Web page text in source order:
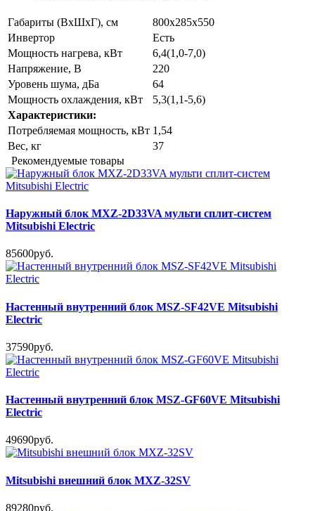
Габариты (ВхШхГ), см
800х285х550
Инвертор
Есть
Мощность нагрева, кВт
6,4(1,0-7,0)
Напряжение, В
220
Уровень шума, дБа
64
Мощность охлаждения, кВт
5,3(1,1-5,6)
Характеристики:
Потребляемая мощность, кВт 1,54
Вес, кг
37
Рекомендуемые товары
Наружный блок MXZ-2D33VA мульти сплит-систем
Mitsubishi Electric
85600руб.
Настенный внутренний блок MSZ-SF42VE Mitsubishi
Electric
37590руб.
Настенный внутренний блок MSZ-GF60VE Mitsubishi
Electric
49690руб.
Mitsubishi внешний блок MXZ-32SV
89280руб.